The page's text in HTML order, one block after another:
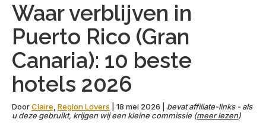
Waar verblijven in
Puerto Rico (Gran
Canaria): 10 beste
hotels 2026
DoorClaire Region Lovers 18 mei 2026
bevat affiliate-links - als
u deze gebruikt, krijgen wij een kleine commissie (meer lezen)